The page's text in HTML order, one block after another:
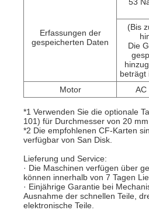
Erfassungen der
gespeicherten Daten
(Bis
Die
beträgt
Motor
AC
*1 Verwenden Sie die optionale
101) für Durchmesser von 20
*2 Die empfohlenen CF-Karten
verfügbar von San Disk.
Lieferung und Service:
· Die Maschinen verfügen über
können innerhalb von 7 Tagen
· Einjährige Garantie bei
Ausnahme der schnellen Teile,
elektronische Teile.